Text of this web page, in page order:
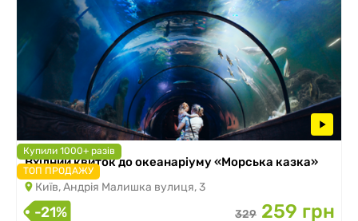
Купили 1000+ разів
ТОП ПРОДАЖУ
Вхідний квиток до океанаріуму «Морська казка»
Київ, Андрія Малишка вулиця, 3
-21% 329 259 грн